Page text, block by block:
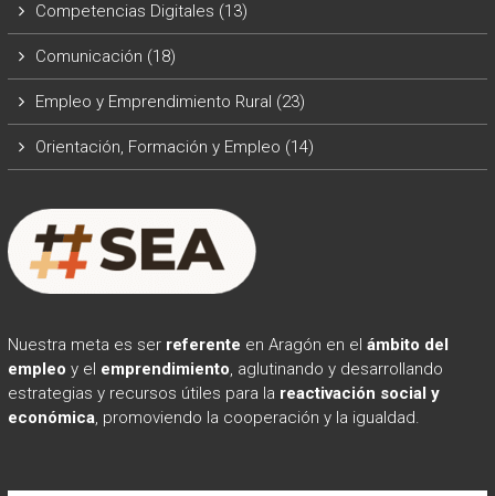
Competencias Digitales (13)
Comunicación (18)
Empleo y Emprendimiento Rural (23)
Orientación, Formación y Empleo (14)
Nuestra meta es ser referente en Aragón en el ámbito del
empleo y el emprendimiento, aglutinando y desarrollando
estrategias y recursos útiles para la reactivación social y
económica, promoviendo la cooperación y la igualdad.